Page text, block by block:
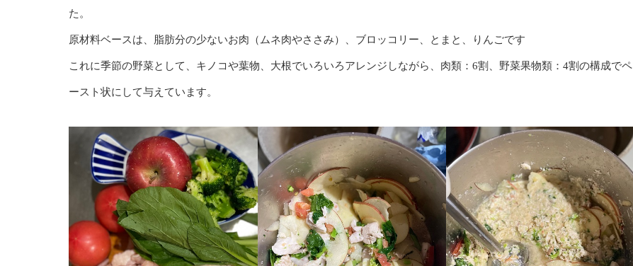
た。
原材料ベースは、脂肪分の少ないお肉（ムネ肉やささみ）、ブロッコリー、とまと、りんごです
これに季節の野菜として、キノコや葉物、大根でいろいろアレンジしながら、肉類：6割、野菜果物類：4割の構成でペ
ースト状にして与えています。